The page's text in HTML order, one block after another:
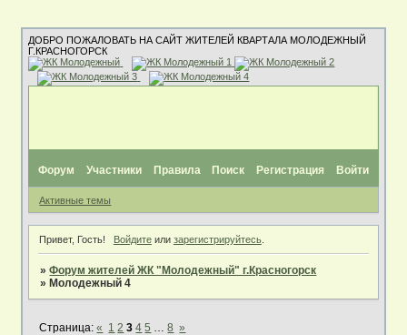
ДОБРО ПОЖАЛОВАТЬ НА САЙТ ЖИТЕЛЕЙ КВАРТАЛА МОЛОДЕЖНЫЙ
Г.КРАСНОГОРСК
Форум Участники Правила Поиск Регистрация Войти
Активные темы
Привет, Гость! Войдитеили зарегистрируйтесь.
»Форум жителей ЖК "Молодежный" г.Красногорск
» Молодежный 4
Страница:« 1 2 3 4 5 8 »